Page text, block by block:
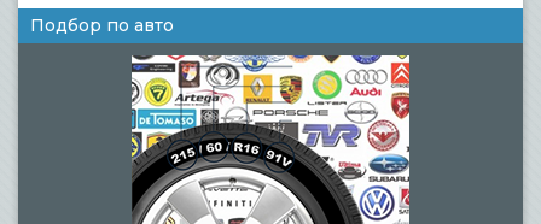
Подбор по авто